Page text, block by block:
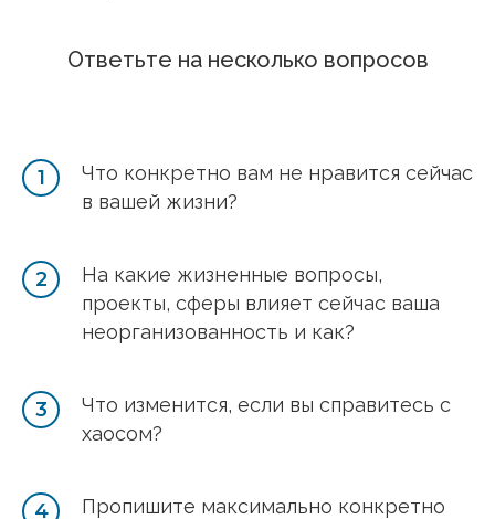
Ответьте на несколько вопросов
Что конкретно вам не нравится сейчас
в вашей жизни?
На какие жизненные вопросы,
проекты, сферы влияет сейчас ваша
неорганизованность и как?
Что изменится, если вы справитесь с
хаосом?
Пропишите максимально конкретно